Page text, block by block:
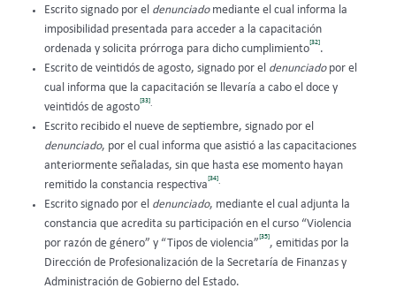
Escrito signado por el denunciado mediante el cual informa la
imposibilidad presentada para acceder a la capacitación
ordenada y solicita prórroga para dicho cumplimiento
[32]
.
Escrito de veintidós de agosto, signado por el denunciado por el
cual informa que la capacitación se llevaría a cabo el doce y
veintidós de agosto
[33].
Escrito recibido el nueve de septiembre, signado por el
denunciado, por el cual informa que asistió a las capacitaciones
anteriormente señaladas, sin que hasta ese momento hayan
remitido la constancia respectiva
[34].
Escrito signado por el denunciado, mediante el cual adjunta la
constancia que acredita su participación en el curso “Violencia
por razón de género” y “Tipos de violencia”
[35]
, emitidas por la
Dirección de Profesionalización de la Secretaría de Finanzas y
Administración de Gobierno del Estado.